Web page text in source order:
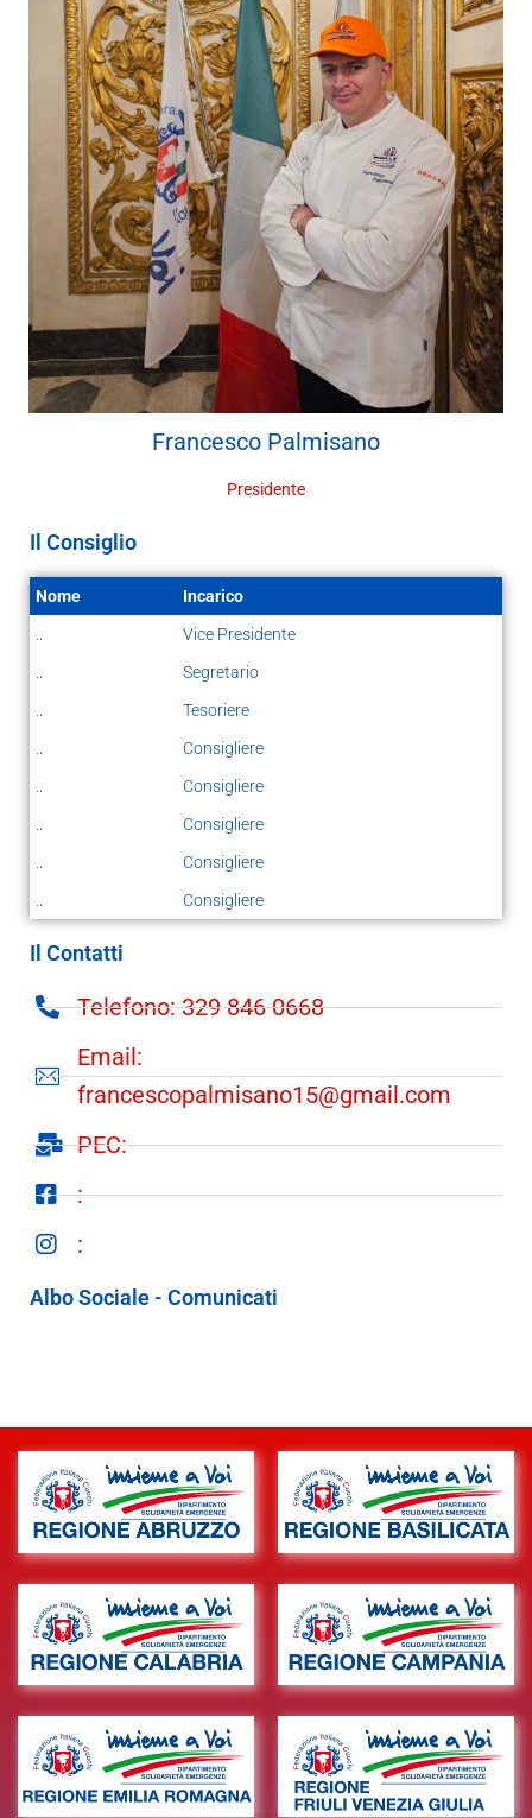
Francesco Palmisano
Presidente
Il Consiglio
Nome
Incarico
..
Vice Presidente
..
Segretario
..
Tesoriere
..
Consigliere
..
Consigliere
..
Consigliere
..
Consigliere
..
Consigliere
Il Contatti
Telefono: 329 846 0668
Email:
francescopalmisano15@gmail.com
PEC:
:
:
Albo Sociale - Comunicati